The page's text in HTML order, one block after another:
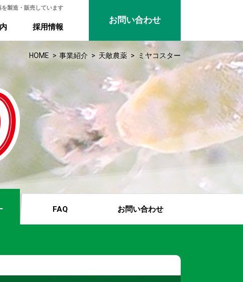
を製造・販売しています
採用情報
お問い合わせ
HOME 事業紹介 天敵農薬 ミヤコスター
FAQ お問い合わせ